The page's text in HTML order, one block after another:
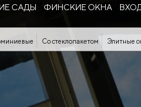
САДЫ ФИНСКИЕ ОКНА
Со стеклопакетом Элитные